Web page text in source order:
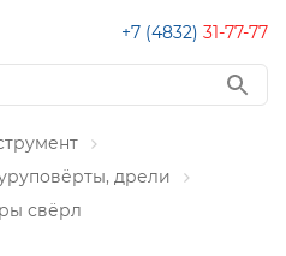
+7 (4832) 31-77-77
дрели
свёрл